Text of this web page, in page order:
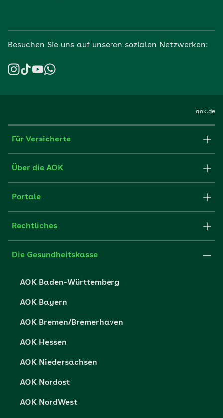
Besuchen Sie uns auf unseren sozialen Netzwerken:
aok.de
Für Versicherte
Formulare und Anträge
FAQ
Über die AOK
Struktur & Verwaltung
Partner der AOK
Portale
Fachportal für Arbeitgeber
Presse- und Politikportal
Vertriebspartner-Service
Rechtliches
Impressum
Die Gesundheitskasse
AOK Baden-Württemberg
AOK Bayern
AOK Bremen/Bremerhaven
AOK Hessen
AOK Niedersachsen
AOK Nordost
AOK NordWest